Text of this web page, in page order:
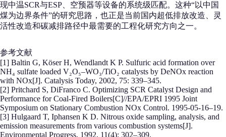
现中温SCR与ESP、空预器等设备的系统级匹配。这种“以中国
煤为边界条件”的研究思路，也正是当前国内超低排放改造、灵
活性改造和碳减排路径中最需要的工程化研究方向之一。
参考文献
[1] Baltin G, Köser H, Wendlandt K P. Sulfuric acid formation over
NH₄ sulfate loaded V₂O₅–WO₃/TiO₂ catalysts by DeNOx reaction
with NOx[J]. Catalysis Today, 2002, 75: 339–345.
[2] Pritchard S, DiFranco C. Optimizing SCR Catalyst Design and
Performance for Coal-Fired Boilers[C]//EPA/EPRI 1995 Joint
Symposium on Stationary Combustion NOx Control. 1995-05-16–19.
[3] Hulgaard T, Iphansen K D. Nitrous oxide sampling, analysis, and
emission measurements from various combustion systems[J].
Environmental Progress, 1992, 11(4): 302–309.